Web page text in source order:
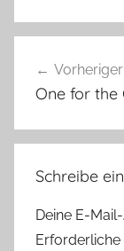
One for the
Schreibe
Deine E-
Erforderliche